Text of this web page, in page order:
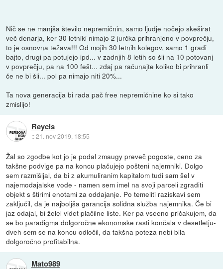
Nič se ne manjša število nepremičnin, samo ljudje nočejo skeširat
več denarja, ker 30 letniki nimajo 2 jurčka prihranjeno v povprečju,
to je osnovna težava!!! Od mojih 30 letnih kolegov, samo 1 gradi
bajto, drugi pa potujejo ipd... v zadnjih 8 letih so šli na 10 potovanj
v povprečju, pa na 100 fešt... zdaj pa računajte koliko bi prihranli
če ne bi šli... pol pa nimajo niti 20%...
Ta nova generacija bi rada pač free nepremičnine ko si tako
zmislijo!
Reycis
::21. nov 2019, 18:55
Žal so zgodbe kot jo je podal zmaugy preveč pogoste, ceno za
takšne podvige pa na koncu plačujejo pošteni najemniki. Dolgo
sem razmišljal, da bi z akumuliranim kapitalom tudi sam šel v
najemodajalske vode - namen sem imel na svoji parceli zgraditi
objekt s štirimi enotami za oddajanje. Po temeliti raziskavi sem
zaključil, da je najboljša garancija solidna služba najemnika. Če bi
jaz odajal, bi želel videt plačilne liste. Ker pa vseeno pričakujem, da
se bo paradigma dolgoročne ekonomske rasti končala v desetletju-
dveh sem se na koncu odločil, da takšna poteza nebi bila
dolgoročno profitabilna.
Mato989